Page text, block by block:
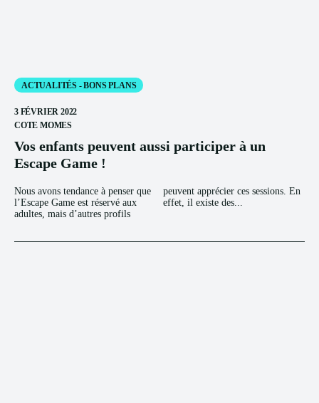
ACTUALITÉS - BONS PLANS
3 FÉVRIER 2022
COTE MOMES
Vos enfants peuvent aussi participer à un
Escape Game !
Nous avons tendance à penser que
l’Escape Game est réservé aux
adultes, mais d’autres profils
peuvent apprécier ces sessions. En
effet, il existe des...